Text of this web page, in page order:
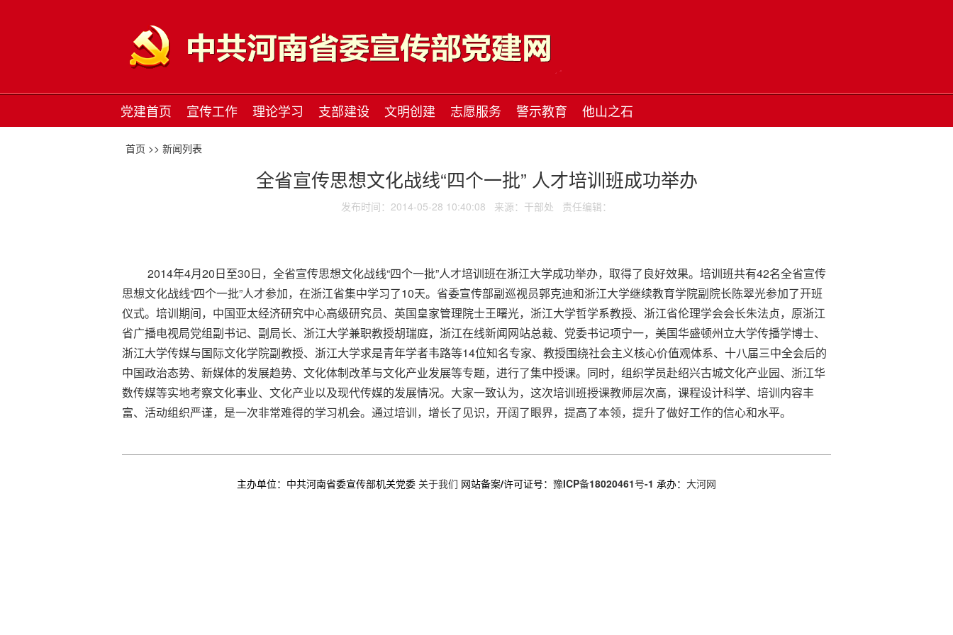
党建首页 宣传工作 理论学习 支部建设 文明创建 志愿服务 警示教育 他山之石
首页 >> 新闻列表
全省宣传思想文化战线“四个一批” 人才培训班成功举办
发布时间：2014-05-28 10:40:08 来源：干部处 责任编辑：
2014年4月20日至30日，全省宣传思想文化战线“四个一批”人才培训班在浙江大学成功举办，取得了良好效果。培训班共有42名全省宣传
思想文化战线“四个一批”人才参加，在浙江省集中学习了10天。省委宣传部副巡视员郭克迪和浙江大学继续教育学院副院长陈翠光参加了开班
仪式。培训期间，中国亚太经济研究中心高级研究员、英国皇家管理院士王曙光，浙江大学哲学系教授、浙江省伦理学会会长朱法贞，原浙江
省广播电视局党组副书记、副局长、浙江大学兼职教授胡瑞庭，浙江在线新闻网站总裁、党委书记项宁一，美国华盛顿州立大学传播学博士、
浙江大学传媒与国际文化学院副教授、浙江大学求是青年学者韦路等14位知名专家、教授围绕社会主义核心价值观体系、十八届三中全会后的
中国政治态势、新媒体的发展趋势、文化体制改革与文化产业发展等专题，进行了集中授课。同时，组织学员赴绍兴古城文化产业园、浙江华
数传媒等实地考察文化事业、文化产业以及现代传媒的发展情况。大家一致认为，这次培训班授课教师层次高，课程设计科学、培训内容丰
富、活动组织严谨，是一次非常难得的学习机会。通过培训，增长了见识，开阔了眼界，提高了本领，提升了做好工作的信心和水平。
主办单位：中共河南省委宣传部机关党委 关于我们 网站备案/许可证号： 豫ICP备18020461号-1 承办： 大河网